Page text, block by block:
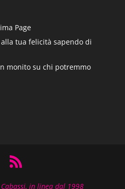
Page
tua felicità sapendo di
monito su chi potremmo
in linea dal 1998